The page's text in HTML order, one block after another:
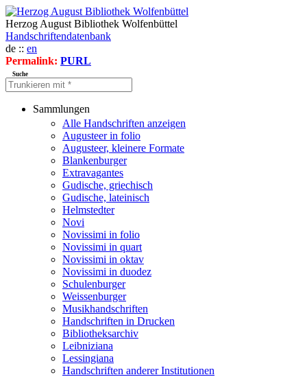
Herzog August Bibliothek Wolfenbüttel
Handschriftendatenbank
de :: en
Permalink: PURL
Suche
Sammlungen
Alle Handschriften anzeigen
Augusteer in folio
Augusteer, kleinere Formate
Blankenburger
Extravagantes
Gudische, griechisch
Gudische, lateinisch
Helmstedter
Novi
Novissimi in folio
Novissimi in quart
Novissimi in oktav
Novissimi in duodez
Schulenburger
Weissenburger
Musikhandschriften
Handschriften in Drucken
Bibliotheksarchiv
Leibniziana
Lessingiana
Handschriften anderer Institutionen